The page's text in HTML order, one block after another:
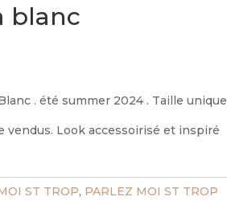
blanc
. été summer 2024 . Taille unique
vendus. Look accessoirisé et inspiré
ST TROP, PARLEZ MOI ST TROP